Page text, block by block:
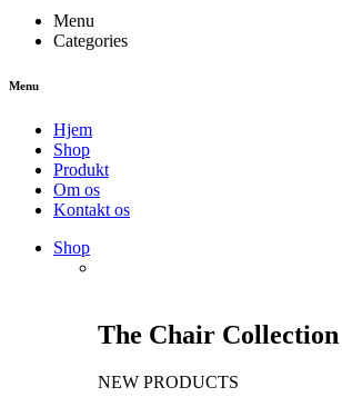
Menu
Categories
Menu
Hjem
Shop
Produkt
Om os
Kontakt os
Shop
The Chair Collection
NEW PRODUCTS